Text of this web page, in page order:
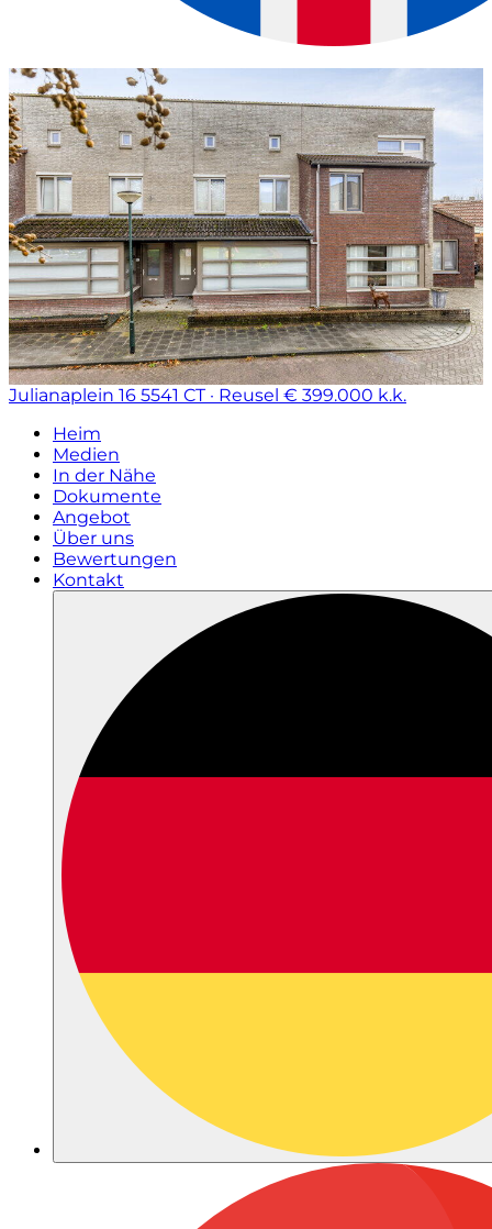
Julianaplein 16 5541 CT · Reusel € 399.000 k.k.
Heim
Medien
In der Nähe
Dokumente
Angebot
Über uns
Bewertungen
Kontakt